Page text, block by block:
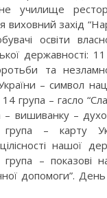
училище
виховний захід
освіти
державності:
та
– символ
14 група – гасло
– вишиванку –
група – карту
нашої
– показові
допомоги”.